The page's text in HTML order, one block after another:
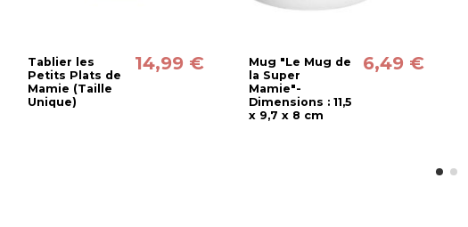
Tablier les
Petits Plats de
Mamie (Taille
Unique)
14,99 €
Mug "Le Mug de
la Super
Mamie"-
Dimensions : 11,5
x 9,7 x 8 cm
6,49 €